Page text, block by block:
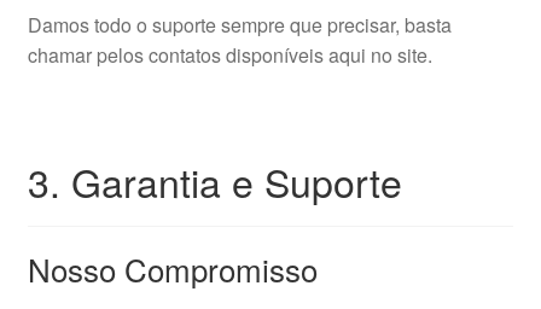
Damos todo o suporte sempre que precisar, basta
chamar pelos contatos disponíveis aqui no site.
3. Garantia e Suporte
Nosso Compromisso